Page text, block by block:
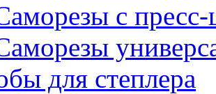
с
для степлера